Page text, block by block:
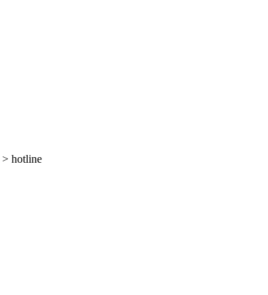
> hotline